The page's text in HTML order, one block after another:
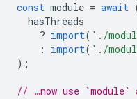
const module = await
hasThreads
? import( './
:
import( './
);
// …now use `module`